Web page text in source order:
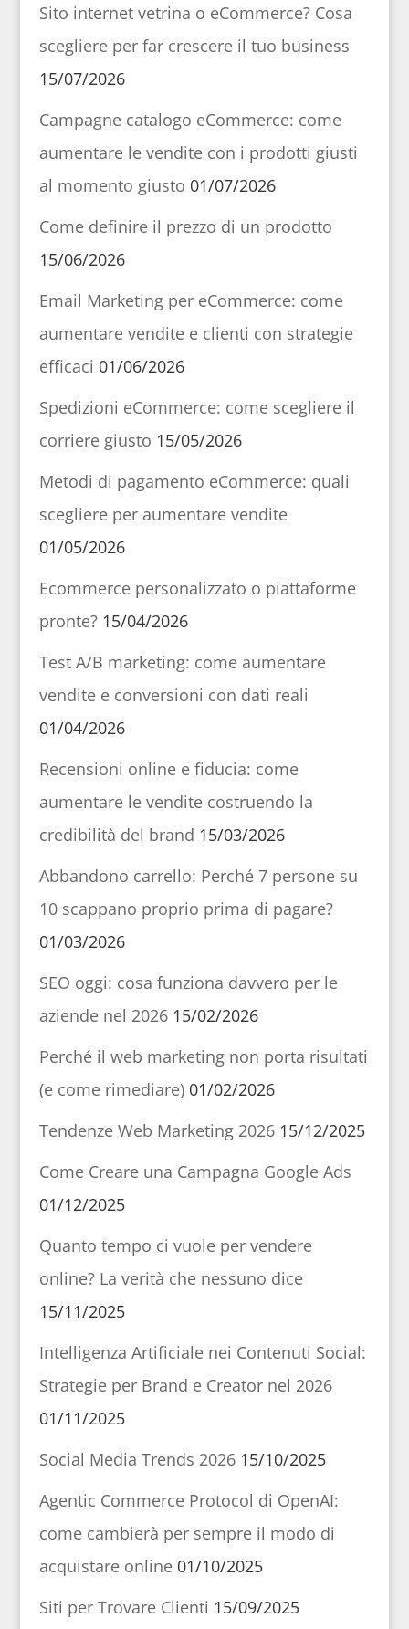
Sito internet vetrina o eCommerce? Cosa
scegliere per far crescere il tuo business
15/07/2026
Campagne catalogo eCommerce: come
aumentare le vendite con i prodotti giusti
al momento giusto 01/07/2026
Come definire il prezzo di un prodotto
15/06/2026
Email Marketing per eCommerce: come
aumentare vendite e clienti con strategie
efficaci 01/06/2026
Spedizioni eCommerce: come scegliere il
corriere giusto 15/05/2026
Metodi di pagamento eCommerce: quali
scegliere per aumentare vendite
01/05/2026
Ecommerce personalizzato o piattaforme
pronte? 15/04/2026
Test A/B marketing: come aumentare
vendite e conversioni con dati reali
01/04/2026
Recensioni online e fiducia: come
aumentare le vendite costruendo la
credibilità del brand 15/03/2026
Abbandono carrello: Perché 7 persone su
10 scappano proprio prima di pagare?
01/03/2026
SEO oggi: cosa funziona davvero per le
aziende nel 2026 15/02/2026
Perché il web marketing non porta risultati
(e come rimediare) 01/02/2026
Tendenze Web Marketing 2026 15/12/2025
Come Creare una Campagna Google Ads
01/12/2025
Quanto tempo ci vuole per vendere
online? La verità che nessuno dice
15/11/2025
Intelligenza Artificiale nei Contenuti Social:
Strategie per Brand e Creator nel 2026
01/11/2025
Social Media Trends 2026 15/10/2025
Agentic Commerce Protocol di OpenAI:
come cambierà per sempre il modo di
acquistare online 01/10/2025
Siti per Trovare Clienti 15/09/2025